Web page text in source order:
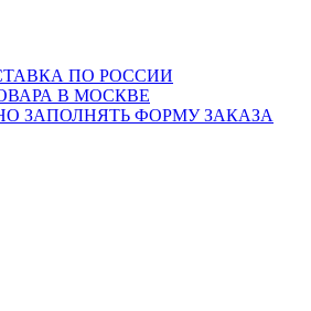
ПО РОССИИ
В МОСКВЕ
ЗАПОЛНЯТЬ ФОРМУ ЗАКАЗА